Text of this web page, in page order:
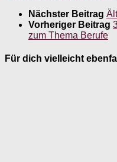
Nächster Beitrag
Vorheriger Beitrag
zum Thema Berufe
Für dich vielleicht